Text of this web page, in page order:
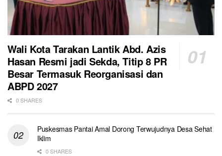
Wali Kota Tarakan Lantik Abd. Azis
Hasan Resmi jadi Sekda, Titip 8 PR
Besar Termasuk Reorganisasi dan
ABPD 2027
0 SHARES
Puskesmas Pantai Amal Dorong Terwujudnya Desa Sehat
Iklim
0 SHARES